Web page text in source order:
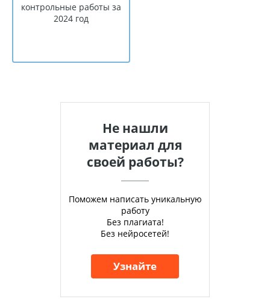
контрольные работы за
2024 год
Не нашли
материал для
своей работы?
Поможем написать уникальную
работу
Без плагиата!
Без нейросетей!
Узнайте